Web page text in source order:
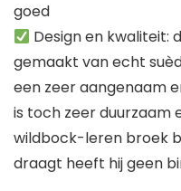
goed
Design en kwaliteit:
gemaakt van echt
een zeer aangenaam
is toch zeer duurzaam
wildbock-leren broek
draagt heeft hij geen